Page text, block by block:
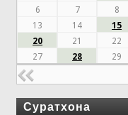
6
7 8
13
14 15
20
21 22
27
28 29
Суратхона